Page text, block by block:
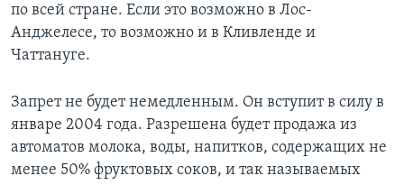
по всей стране. Если это возможно в Лос-
Анджелесе, то возможно и в Кливленде и
Чаттануге.
Запрет не будет немедленным. Он вступит в силу в
январе 2004 года. Разрешена будет продажа из
автоматов молока, воды, напитков, содержащих не
менее 50% фруктовых соков, и так называемых